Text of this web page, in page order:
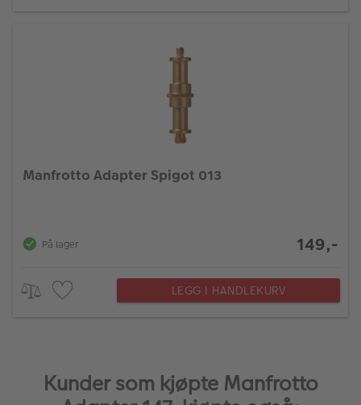
Manfrotto Adapter Spigot 013
På lager 149,-
LEGG I HANDLEKURV
Kunder som kjøpte Manfrotto